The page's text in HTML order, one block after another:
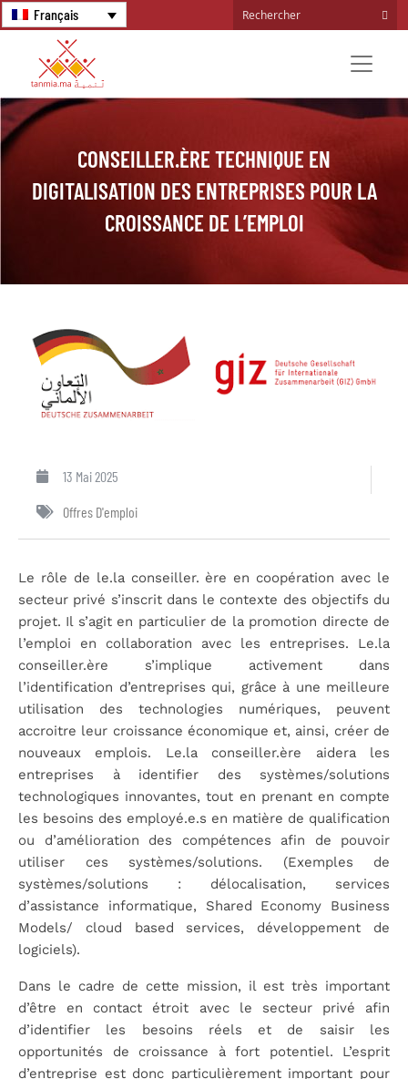
Français
CONSEILLER.ÈRE TECHNIQUE EN
DIGITALISATION DES ENTREPRISES POUR LA
CROISSANCE DE L’EMPLOI
13 Mai 2025
Offres D'emploi
Le rôle de le.la conseiller. ère en coopération avec le
secteur privé s’inscrit dans le contexte des objectifs du
projet. Il s’agit en particulier de la promotion directe de
l’emploi en collaboration avec les entreprises. Le.la
conseiller.ère s’implique activement dans
l’identification d’entreprises qui, grâce à une meilleure
utilisation des technologies numériques, peuvent
accroitre leur croissance économique et, ainsi, créer de
nouveaux emplois. Le.la conseiller.ère aidera les
entreprises à identifier des systèmes/solutions
technologiques innovantes, tout en prenant en compte
les besoins des employé.e.s en matière de qualification
ou d’amélioration des compétences afin de pouvoir
utiliser ces systèmes/solutions. (Exemples de
systèmes/solutions : délocalisation, services
d’assistance informatique, Shared Economy Business
Models/ cloud based services, développement de
logiciels).
Dans le cadre de cette mission, il est très important
d’être en contact étroit avec le secteur privé afin
d’identifier les besoins réels et de saisir les
opportunités de croissance à fort potentiel. L’esprit
d’entreprise est donc particulièrement important pour